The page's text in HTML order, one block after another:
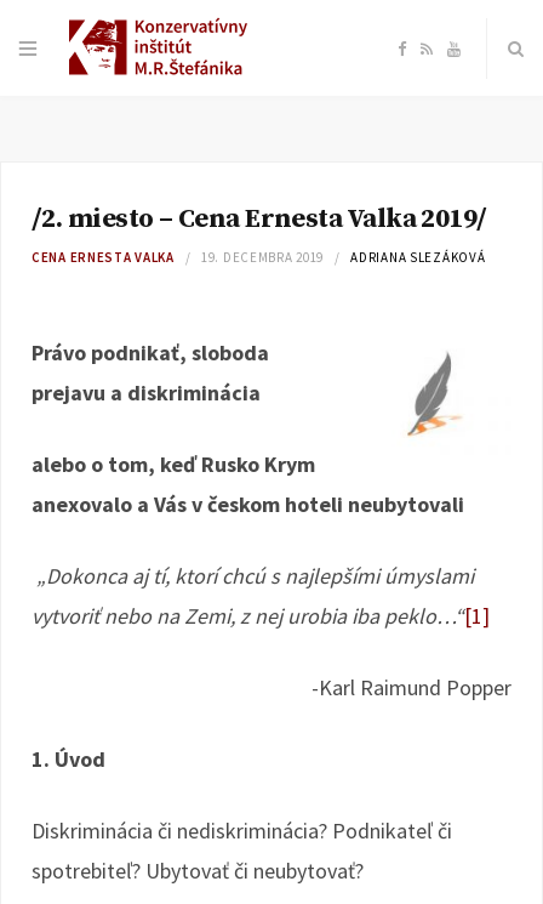
F
e
R Y
T
e
/2. miesto – Cena Ernesta Valka 2019/
CENA ERNESTA VALKA 19. DECEMBRA 2019 ADRIANA SLEZÁKOVÁ
Právo podnikať, sloboda
prejavu a diskriminácia
alebo o tom, keď Rusko Krym
anexovalo a Vás v českom hoteli neubytovali
„Dokonca aj tí, ktorí chcú s najlepšími úmyslami
vytvoriť nebo na Zemi, z nej urobia iba peklo…“[1]
-Karl Raimund Popper
1. Úvod
Diskriminácia či nediskriminácia? Podnikateľ či
spotrebiteľ? Ubytovať či neubytovať?